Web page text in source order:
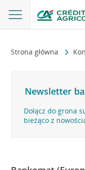
Strona główna
Newsletter
Dołącz do grona
bieżąco z